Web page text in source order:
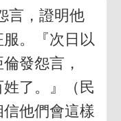
言，證明他
。『次日以
發怨言，
了。』（民
他們會這樣